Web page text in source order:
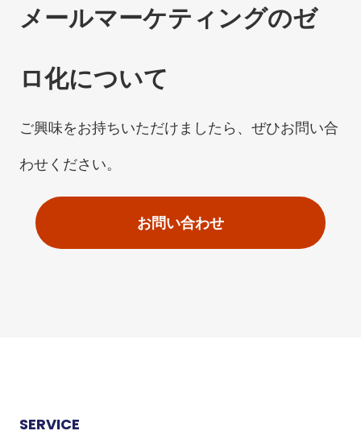
メールマーケティングのゼ
ロ化について
ご興味をお持ちいただけましたら、ぜひお問い合
わせください。
お問い合わせ
SERVICE